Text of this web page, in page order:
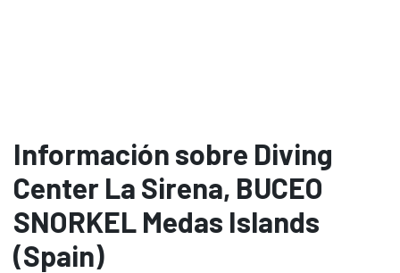
Información sobre Diving
Center La Sirena, BUCEO
SNORKEL Medas Islands
(Spain)